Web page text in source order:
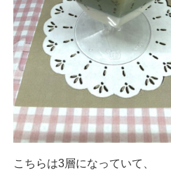
こちらは3層になっていて、